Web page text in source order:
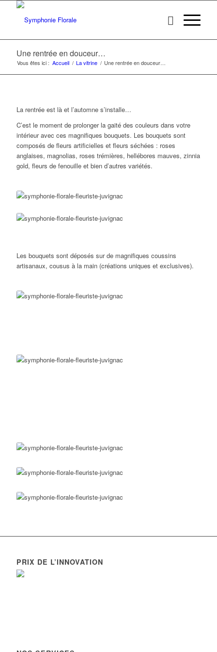
Une rentrée en douceur…
Vous êtes ici : Accueil / La vitrine / Une rentrée en douceur…
La rentrée est là et l’automne s’installe…
C’est le moment de prolonger la gaité des couleurs dans votre
intérieur avec ces magnifiques bouquets. Les bouquets sont
composés de fleurs artificielles et fleurs séchées : roses
anglaises, magnolias, roses trémières, hellébores mauves, zinnia
gold, fleurs de fenouille et bien d’autres variétés.
Les bouquets sont déposés sur de magnifiques coussins
artisanaux, cousus à la main (créations uniques et exclusives).
PRIX DE L’INNOVATION